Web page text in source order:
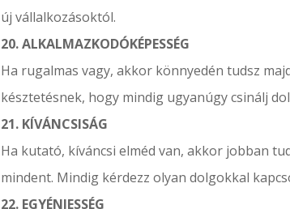
új vállalkozásoktól.
20. ALKALMAZKODÓKÉPESSÉG
Ha rugalmas vagy, akkor könnyedén tudsz
késztetésnek, hogy mindig ugyanúgy csinálj
21. KÍVÁNCSISÁG
Ha kutató, kíváncsi elméd van, akkor jobban
mindent. Mindig kérdezz olyan dolgokkal
22. EGYÉNIESSÉG